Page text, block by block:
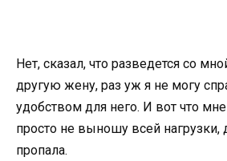
Нет, сказал, что разведется со
другую жену, раз уж я не могу
удобством для него. И вот что
просто не выношу всей
пропала.